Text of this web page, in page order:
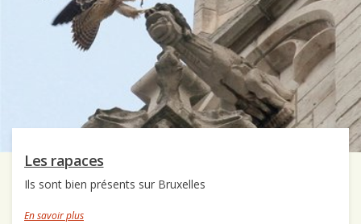
Les rapaces
Ils sont bien présents sur Bruxelles
En savoir plus